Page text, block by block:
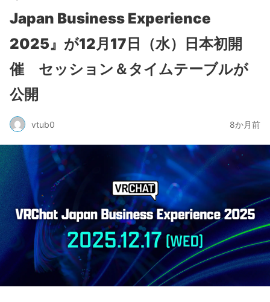
Japan Business Experience
2025』が12月17日（水）日本初開
催 セッション＆タイムテーブルが
公開
vtub0 8か月前